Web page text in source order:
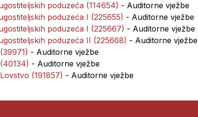
poduzeća (114654) - Auditorne vježbe
poduzeća I (225655) - Auditorne vježbe
poduzeća I (225667) - Auditorne vježbe
poduzeća II (225668) - Auditorne vježbe
- Auditorne vježbe
- Auditorne vježbe
(191857) - Auditorne vježbe